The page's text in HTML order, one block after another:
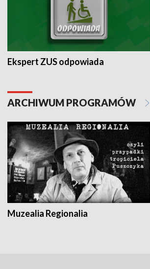
Ekspert ZUS odpowiada
ARCHIWUM PROGRAMÓW
Muzealia Regionalia